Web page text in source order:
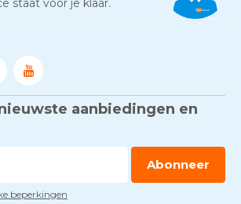
staat voor je klaar.
aanbiedingen en
Abonneer
beperkingen